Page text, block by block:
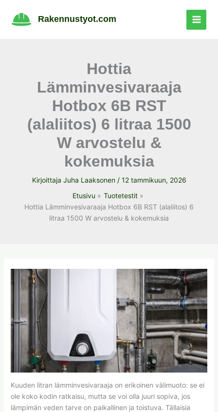
sisältöön
Rakennustyot.com
Hottia
Lämminvesivaraaja
Hotbox 6B RST
(alaliitos) 6 litraa 1500
W arvostelu &
kokemuksia
Kirjoittaja Juha Laaksonen / 12 tammikuun, 2026
Etusivu
Tuotetestit
Hottia Lämminvesivaraaja Hotbox 6B RST (alaliitos) 6
litraa 1500 W arvostelu & kokemuksia
Kuuden litran lämminvesivaraaja on erikoinen välimuoto: se ei
ole koko kodin ratkaisu, mutta se voi olla juuri sopiva, jos
lämpimän veden tarve on paikallinen ja toistuva. Tällaisia